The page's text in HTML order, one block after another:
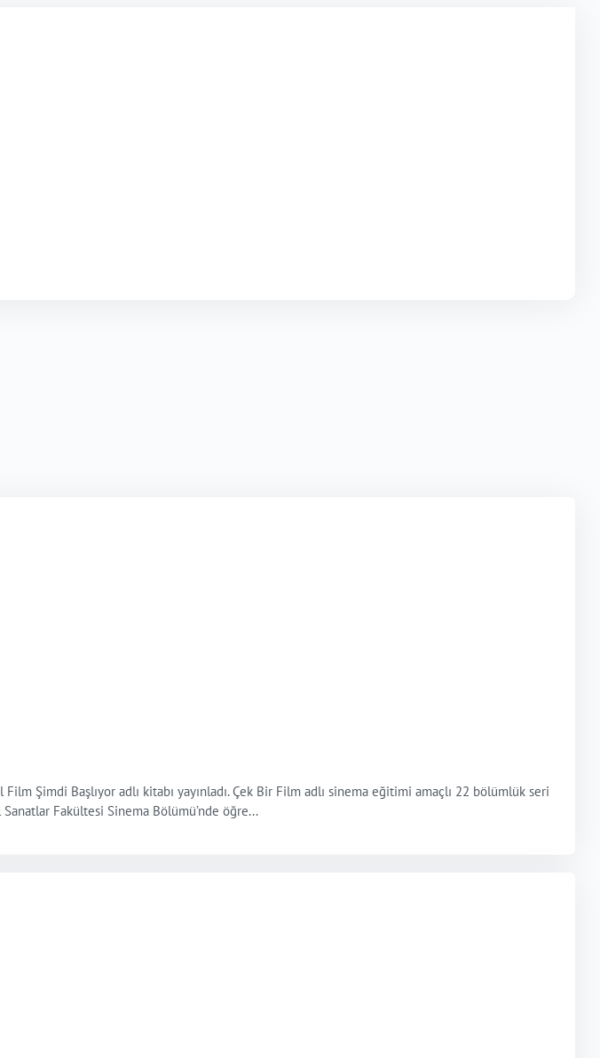
Şimdi Başlıyor adlı kitabı yayınladı. Çek Bir Film adlı sinema eğitimi amaçlı 22 bölümlük seri
Fakültesi Sinema Bölümü’nde öğre...